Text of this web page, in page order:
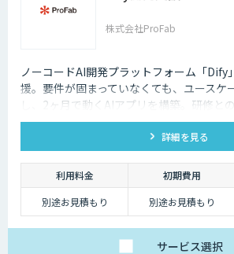
・5名様まで一律料金
で使い放題
・全機能制限なし！ AI
を最大化
株式会社ProFab
ノーコードAI開発プラットフォーム「Dify
援。要件が固まっていなくても、ユースケ
し、2ヶ月で動くAIアプリを構築。研修と
内製化・自走までサポートします。
詳細を見る
利用料金 初期費用
別途お見積もり
別途お見積もり
サービス選択